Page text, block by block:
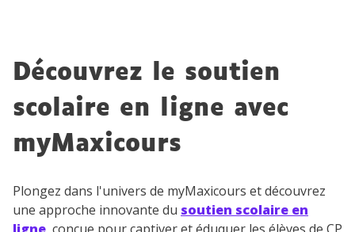
Découvrez le soutien
scolaire en ligne avec
myMaxicours
Plongez dans l'univers de myMaxicours et découvrez
une approche innovante du soutien scolaire en